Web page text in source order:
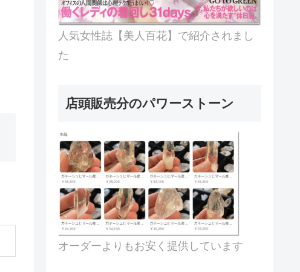
人気女性誌【美人百花】で紹介されまし
た
店頭販売分のパワーストーン
オーダーよりもお安く提供しています